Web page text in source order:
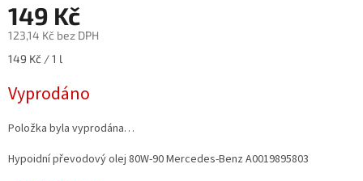
149 Kč
123,14 Kč bez DPH
Měrná
149 Kč / 1 l
Vyprodáno
Položka byla vyprodána…
Hypoidní převodový olej 80W-90 Mercedes-Benz A0019895803